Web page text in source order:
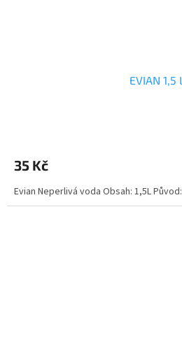
EVIAN 1,5 L
35 Kč
Evian Neperlivá voda Obsah: 1,5L